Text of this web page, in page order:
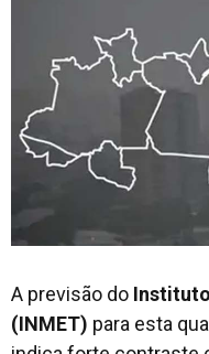
A previsão do
(INMET) para esta